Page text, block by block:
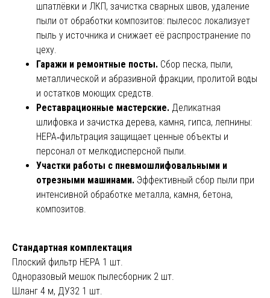
шпатлёвки и ЛКП, зачистка сварных швов, удаление
пыли от обработки композитов: пылесос локализует
пыль у источника и снижает её распространение по
цеху.
Гаражи и ремонтные посты. Сбор песка, пыли,
металлической и абразивной фракции, пролитой воды
и остатков моющих средств.
Реставрационные мастерские. Деликатная
шлифовка и зачистка дерева, камня, гипса, лепнины:
HEPA‑фильтрация защищает ценные объекты и
персонал от мелкодисперсной пыли.
Участки работы с пневмошлифовальными и
отрезными машинами. Эффективный сбор пыли при
интенсивной обработке металла, камня, бетона,
композитов.
Стандартная комплектация
Плоский фильтр HEPA 1 шт.
Одноразовый мешок пылесборник 2 шт.
Шланг 4 м, ДУ32 1 шт.